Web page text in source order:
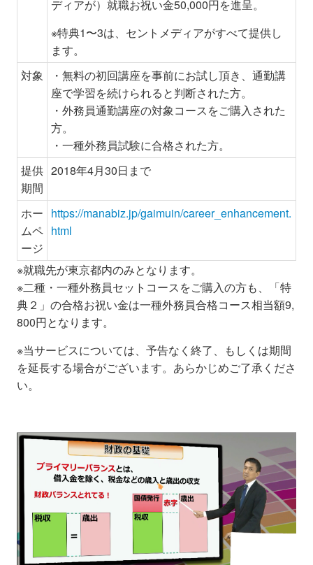
ディアが）就職お祝い金50,000円を進呈。
※特典1〜3は、セントメディアがすべて提供し
ます。
対象
・無料の初回講座を事前にお試し頂き、通勤講
座で学習を続けられると判断された方。
・外務員通勤講座の対象コースをご購入された
方。
・一種外務員試験に合格された方。
提供
期間
2018年4月30日まで
ホー
ムペ
ージ
https://manabiz.jp/gaimuin/career_enhancement.
html
※就職先が東京都内のみとなります。
※二種・一種外務員セットコースをご購入の方も、「特
典２」の合格お祝い金は一種外務員合格コース相当額9,
800円となります。
※当サービスについては、予告なく終了、もしくは期間
を延長する場合がございます。あらかじめご了承くださ
い。